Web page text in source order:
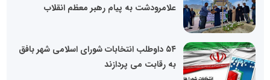
علامرودشت به پیام رهبر معظم انقلاب
۵۴ داوطلب انتخابات شورای اسلامی شهر بافق
به رقابت می پردازند